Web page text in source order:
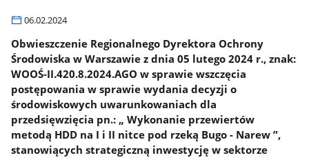
06.02.2024
Obwieszczenie Regionalnego Dyrektora Ochrony
Środowiska w Warszawie z dnia 05 lutego 2024 r., znak:
WOOŚ-II.420.8.2024.AGO w sprawie wszczęcia
postępowania w sprawie wydania decyzji o
środowiskowych uwarunkowaniach dla
przedsięwzięcia pn.: „ Wykonanie przewiertów
metodą HDD na I i II nitce pod rzeką Bugo - Narew ”,
stanowiących strategiczną inwestycję w sektorze